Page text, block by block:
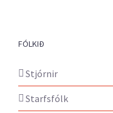
FÓLKIÐ
Stjórnir
Starfsfólk